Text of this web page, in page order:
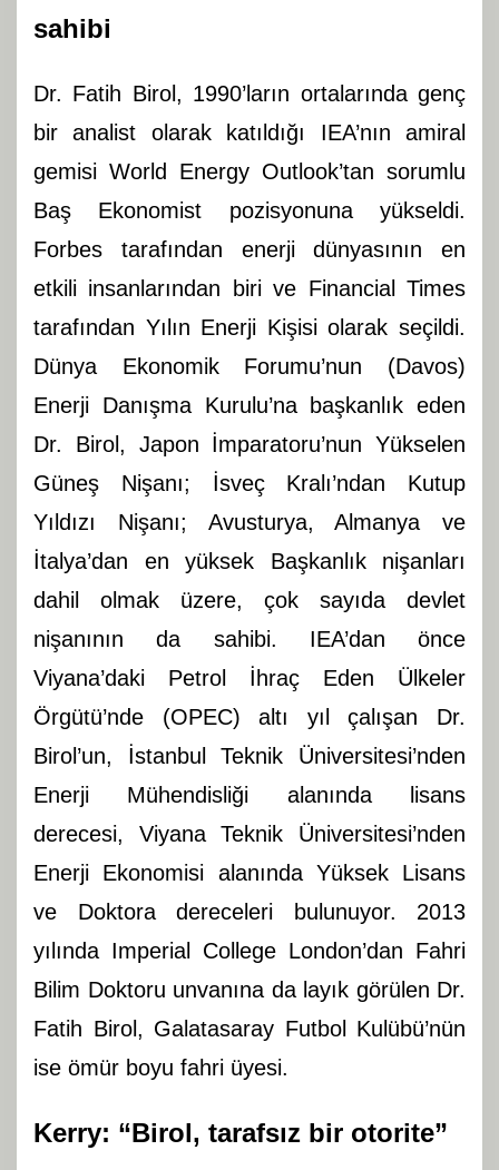
sahibi
Dr. Fatih Birol, 1990’ların ortalarında genç
bir analist olarak katıldığı IEA’nın amiral
gemisi World Energy Outlook’tan sorumlu
Baş Ekonomist pozisyonuna yükseldi.
Forbes tarafından enerji dünyasının en
etkili insanlarından biri ve Financial Times
tarafından Yılın Enerji Kişisi olarak seçildi.
Dünya Ekonomik Forumu’nun (Davos)
Enerji Danışma Kurulu’na başkanlık eden
Dr. Birol, Japon İmparatoru’nun Yükselen
Güneş Nişanı; İsveç Kralı’ndan Kutup
Yıldızı Nişanı; Avusturya, Almanya ve
İtalya’dan en yüksek Başkanlık nişanları
dahil olmak üzere, çok sayıda devlet
nişanının da sahibi. IEA’dan önce
Viyana’daki Petrol İhraç Eden Ülkeler
Örgütü’nde (OPEC) altı yıl çalışan Dr.
Birol’un, İstanbul Teknik Üniversitesi’nden
Enerji Mühendisliği alanında lisans
derecesi, Viyana Teknik Üniversitesi’nden
Enerji Ekonomisi alanında Yüksek Lisans
ve Doktora dereceleri bulunuyor. 2013
yılında Imperial College London’dan Fahri
Bilim Doktoru unvanına da layık görülen Dr.
Fatih Birol, Galatasaray Futbol Kulübü’nün
ise ömür boyu fahri üyesi.
Kerry: “Birol, tarafsız bir otorite”